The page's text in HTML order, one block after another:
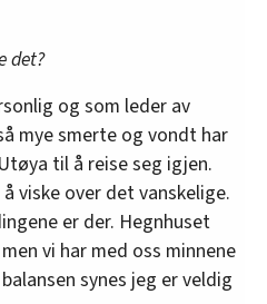
det?
og som leder av
mye smerte og vondt har
til å reise seg igjen.
viske over det vanskelige.
er der. Hegnhuset
vi har med oss minnene
synes jeg er veldig